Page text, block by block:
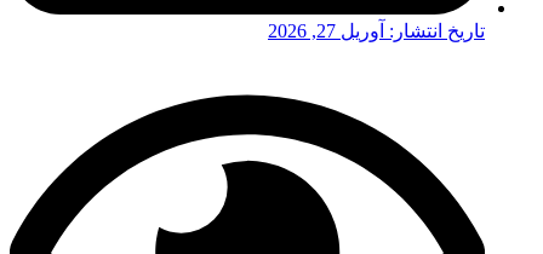
تاریخ انتشار: آوریل 27, 2026